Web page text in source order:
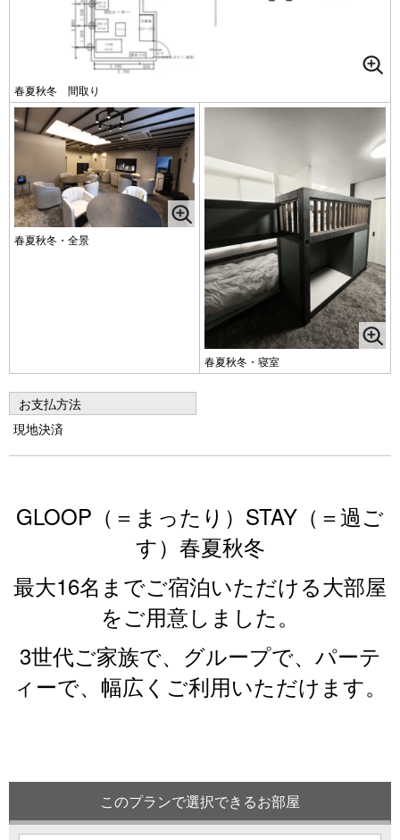
春夏秋冬 間取り
春夏秋冬・全景
春夏秋冬・寝室
お支払方法
現地決済
GLOOP（＝まったり）STAY（＝過ご
す）春夏秋冬
最大16名までご宿泊いただける大部屋
をご用意しました。
3世代ご家族で、グループで、パーテ
ィーで、幅広くご利用いただけます。
このプランで選択できるお部屋